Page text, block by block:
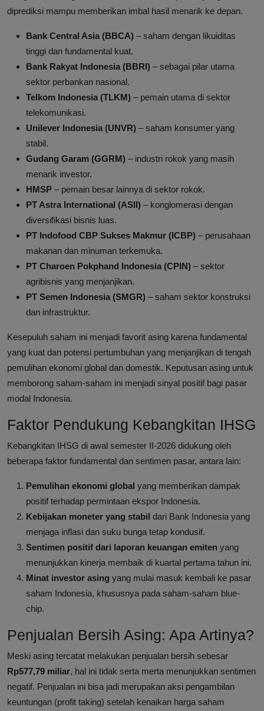
diprediksi mampu memberikan imbal hasil menarik ke depan.
Bank Central Asia (BBCA) – saham dengan likuiditas
tinggi dan fundamental kuat.
Bank Rakyat Indonesia (BBRI) – sebagai pilar utama
sektor perbankan nasional.
Telkom Indonesia (TLKM) – pemain utama di sektor
telekomunikasi.
Unilever Indonesia (UNVR) – saham konsumer yang
stabil.
Gudang Garam (GGRM) – industri rokok yang masih
menarik investor.
HMSP – pemain besar lainnya di sektor rokok.
PT Astra International (ASII) – konglomerasi dengan
diversifikasi bisnis luas.
PT Indofood CBP Sukses Makmur (ICBP) – perusahaan
makanan dan minuman terkemuka.
PT Charoen Pokphand Indonesia (CPIN) – sektor
agribisnis yang menjanjikan.
PT Semen Indonesia (SMGR) – saham sektor konstruksi
dan infrastruktur.
Kesepuluh saham ini menjadi favorit asing karena fundamental
yang kuat dan potensi pertumbuhan yang menjanjikan di tengah
pemulihan ekonomi global dan domestik. Keputusan asing untuk
memborong saham-saham ini menjadi sinyal positif bagi pasar
modal Indonesia.
Faktor Pendukung Kebangkitan IHSG
Kebangkitan IHSG di awal semester II-2026 didukung oleh
beberapa faktor fundamental dan sentimen pasar, antara lain:
Pemulihan ekonomi global yang memberikan dampak
positif terhadap permintaan ekspor Indonesia.
Kebijakan moneter yang stabil dari Bank Indonesia yang
menjaga inflasi dan suku bunga tetap kondusif.
Sentimen positif dari laporan keuangan emiten yang
menunjukkan kinerja membaik di kuartal pertama tahun ini.
Minat investor asing yang mulai masuk kembali ke pasar
saham Indonesia, khususnya pada saham-saham blue-
chip.
Penjualan Bersih Asing: Apa Artinya?
Meski asing tercatat melakukan penjualan bersih sebesar
Rp577,79 miliar, hal ini tidak serta merta menunjukkan sentimen
negatif. Penjualan ini bisa jadi merupakan aksi pengambilan
keuntungan (profit taking) setelah kenaikan harga saham